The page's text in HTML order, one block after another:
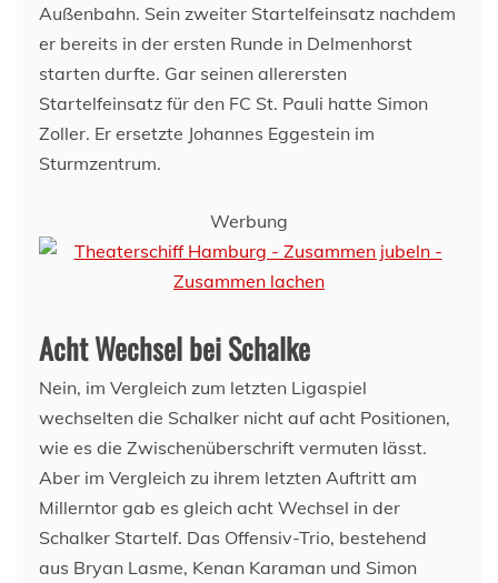
Außenbahn. Sein zweiter Startelfeinsatz nachdem
er bereits in der ersten Runde in Delmenhorst
starten durfte. Gar seinen allerersten
Startelfeinsatz für den FC St. Pauli hatte Simon
Zoller. Er ersetzte Johannes Eggestein im
Sturmzentrum.
Werbung
Acht Wechsel bei Schalke
Nein, im Vergleich zum letzten Ligaspiel
wechselten die Schalker nicht auf acht Positionen,
wie es die Zwischenüberschrift vermuten lässt.
Aber im Vergleich zu ihrem letzten Auftritt am
Millerntor gab es gleich acht Wechsel in der
Schalker Startelf. Das Offensiv-Trio, bestehend
aus Bryan Lasme, Kenan Karaman und Simon